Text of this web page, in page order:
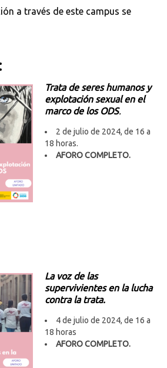
a través de este campus se
:
Trata de seres humanos y
explotación sexual en el
marco de los ODS.
2 de julio de 2024, de 16 a
18 horas.
AFORO COMPLETO.
La voz de las
supervivientes en la lucha
contra la trata.
4 de julio de 2024, de 16 a
18 horas
AFORO COMPLETO.